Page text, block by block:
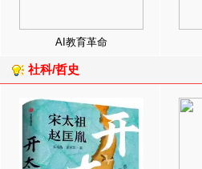
AI教育革命
社科/哲史